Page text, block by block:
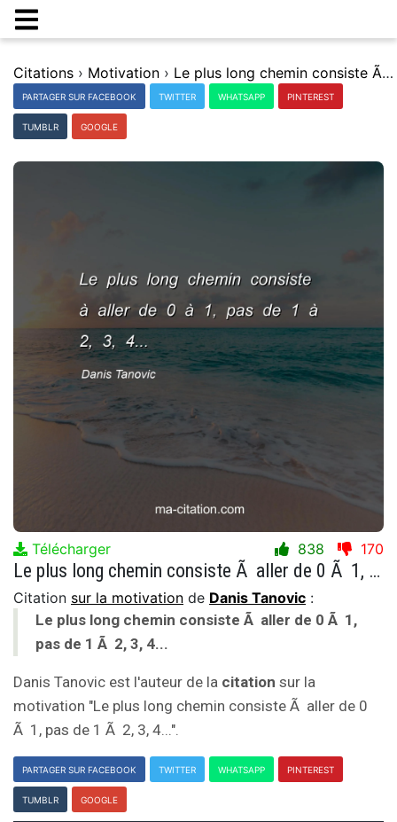
Citations › Motivation › Le plus long chemin consiste Ã aller de 0 Ã 1, pas de 1 Ã 2, 3, 4...
PARTAGER SUR FACEBOOK TWITTER WHATSAPP PINTEREST
TUMBLR GOOGLE
Télécharger 838 170
Le plus long chemin consiste Ã aller de 0 Ã 1, pas de 1 Ã 2, 3, 4...
Citation sur la motivation de Danis Tanovic :
Le plus long chemin consiste Ã aller de 0 Ã 1,
pas de 1 Ã 2, 3, 4...
Danis Tanovic est l'auteur de la citation sur la
motivation "Le plus long chemin consiste Ã aller de 0
Ã 1, pas de 1 Ã 2, 3, 4...".
PARTAGER SUR FACEBOOK TWITTER WHATSAPP PINTEREST
TUMBLR GOOGLE